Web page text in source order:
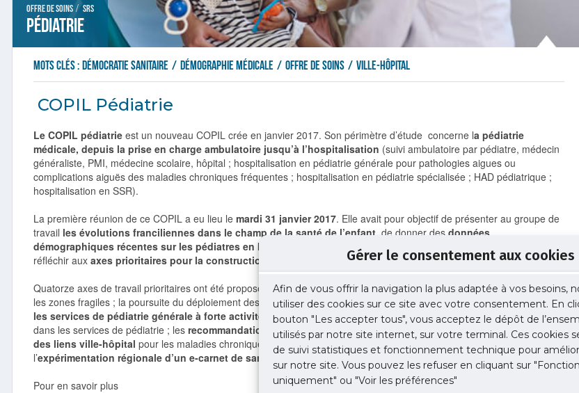
Gérer le consentement aux cookies
Afin de vous offrir la navigation la plus adaptée à vos besoins,
utiliser des cookies sur ce site avec votre consentement. En
bouton "Les accepter tous", vous acceptez le dépôt de
utilisés par notre site internet, sur votre terminal. Ces cookies
de suivi statistiques et fonctionnement technique pour
sur notre site. Vous pouvez les refuser en cliquant sur
uniquement" ou "Voir les préférences"
Offre de soins / SRS
Pédiatrie
Mots clés : démocratie sanitaire / démographie médicale / offre de soins / ville-hôpital
COPIL Pédiatrie
Le COPIL pédiatrie est un nouveau COPIL crée en janvier 2017. Son périmètre d’étude concerne la pédiatrie
médicale, depuis la prise en charge ambulatoire jusqu’à l’hospitalisation (suivi ambulatoire par pédiatre, médecin
généraliste, PMI, médecine scolaire, hôpital ; hospitalisation en pédiatrie générale pour pathologies aigues ou
complications aiguës des maladies chroniques fréquentes ; hospitalisation en pédiatrie spécialisée ; HAD pédiatrique ;
hospitalisation en SSR).
La première réunion de ce COPIL a eu lieu le mardi 31 janvier 2017. Elle avait pour objectif de présenter au groupe de
travail les évolutions franciliennes dans le champ de la santé de l’enfant, de donner des données
démographiques récentes sur les pédiatres en Ile-de-France,
de présenter le bilan intermédiaire sur PRS1 et de
réfléchir aux axes prioritaires pour la construction du volet pédiatrique du PRS2.
Quatorze axes de travail prioritaires ont été proposés, dont l’adaptation de l’offre hospitalière et ambulatoire dans
les zones fragiles ; la poursuite du déploiement des r
econnaissances d’USC non adossées à une réanimation pour
les services de pédiatrie générale à forte activité ;
le déploiement de lastructuration des unités adolescents
dans les services de pédiatrie ; les recommandations de bonnes pratiques aux urgences pédiatriques ; lerenfort
des liens ville-hôpital pour les maladies chroniques, sur le modèle du réseau REPOP pour l’obésité ;
l’expérimentation régionale d’un e-carnet de santé…
Pour en savoir plus